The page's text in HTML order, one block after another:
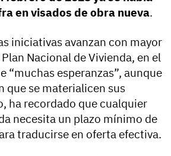
en visados de obra nueva.
iniciativas avanzan con mayor
Nacional de Vivienda, en el
“muchas esperanzas”, aunque
que se materialicen sus
ha recordado que cualquier
necesita un plazo mínimo de
traducirse en oferta efectiva.